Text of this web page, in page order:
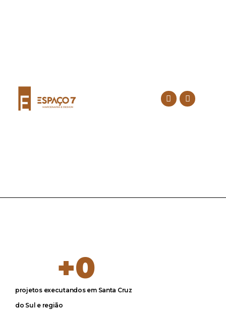
projetos executandos em Santa Cruz
do Sul e região
+0